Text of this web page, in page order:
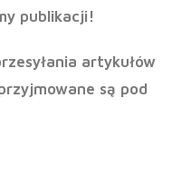
publikacji!
artykułów
są pod